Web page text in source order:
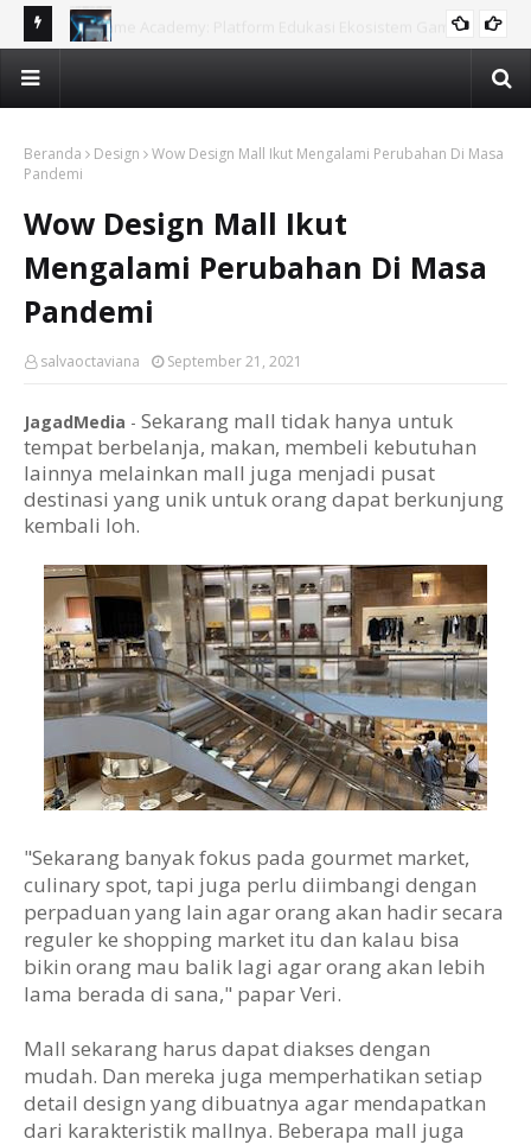
Beranda Design
Wow Design Mall Ikut Mengalami Perubahan Di Masa
Pandemi
Wow Design Mall Ikut
Mengalami Perubahan Di Masa
Pandemi
salvaoctaviana September 21, 2021
JagadMedia - Sekarang mall tidak hanya untuk
tempat berbelanja, makan, membeli kebutuhan
lainnya melainkan mall juga menjadi pusat
destinasi yang unik untuk orang dapat berkunjung
kembali loh.
"Sekarang banyak fokus pada gourmet market,
culinary spot, tapi juga perlu diimbangi dengan
perpaduan yang lain agar orang akan hadir secara
reguler ke shopping market itu dan kalau bisa
bikin orang mau balik lagi agar orang akan lebih
lama berada di sana," papar Veri.
Mall sekarang harus dapat diakses dengan
mudah. Dan mereka juga memperhatikan setiap
detail design yang dibuatnya agar mendapatkan
dari karakteristik mallnya. Beberapa mall juga